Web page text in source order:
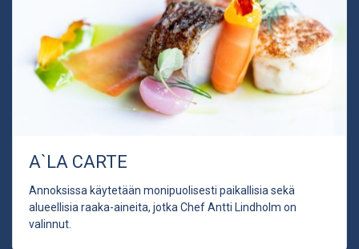
A`LA CARTE
Annoksissa käytetään monipuolisesti paikallisia sekä
alueellisia raaka-aineita, jotka Chef Antti Lindholm on
valinnut.